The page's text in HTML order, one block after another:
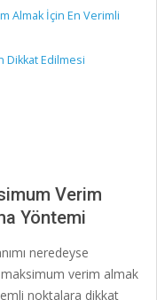
Almak İçin En Verimli
Dikkat Edilmesi
Verim
Yöntemi
neredeyse
maksimum verim almak
noktalara dikkat